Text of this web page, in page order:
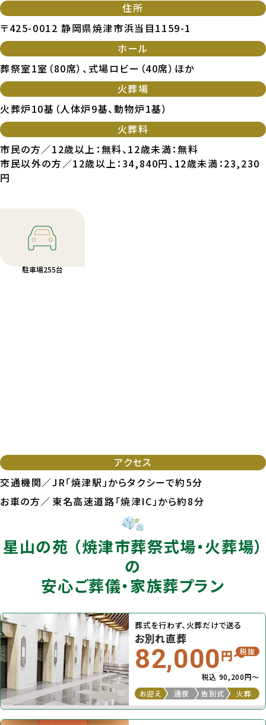
住所
〒425-0012 静岡県焼津市浜当目1159-1
ホール
葬祭室1室（80席）、式場ロビー（40席）ほか
火葬場
火葬炉10基（人体炉9基、動物炉1基）
火葬料
市民の方／12歳以上：無料、12歳未満：無料
市民以外の方／12歳以上：34,840円、12歳未満：23,230
円
駐車場255台
アクセス
交通機関／JR「焼津駅」からタクシーで約5分
お車の方／ 東名高速道路「焼津IC」から約8分
星山の苑 （焼津市葬祭式場・火葬場）
の
安⼼ご葬儀・家族葬プラン
葬式を行わず、火葬だけで送る
お別れ直葬
82,000円〜税抜
税込 90,200円〜
お迎え
通夜 告別式 火葬